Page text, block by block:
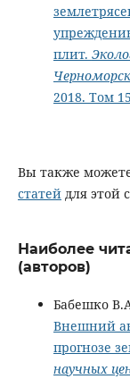
плит.
2018. Том
Вы также
статейдля этой
Наиболее
(авторов)
Бабешко
Внешний
прогнозе
научных